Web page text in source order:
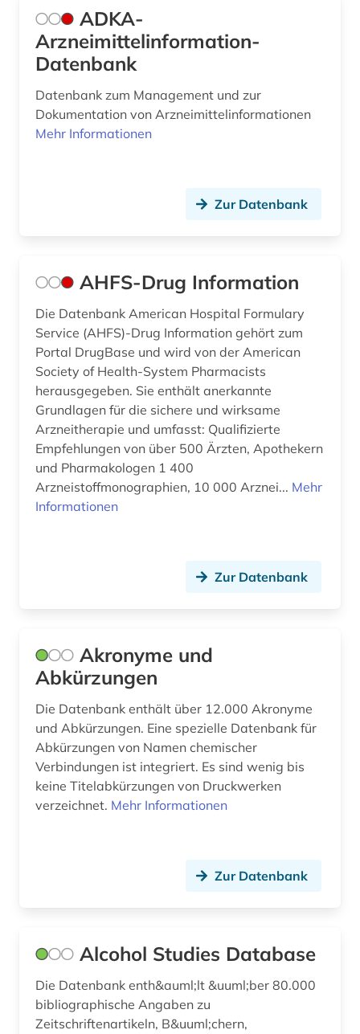
essay (1)
eth zürich (1)
europa (3)
evolutionsökologie mariner fische (1)
experiment (2)
experimentelle verfahren (2)
explosionen (1)
explosionsschutz (1)
fahrzeugtechnik (1)
farblack (1)
festkörperforschung (1)
fett (1)
feuerwehr (1)
feuerwehrwesen (1)
forschung (3)
forschungdaten (1)
forschungsbericht (1)
ADKA-
Arzneimittelinformation-
Datenbank
Datenbank zum Management und zur
Dokumentation von Arzneimittelinformationen
Mehr Informationen
Zur Datenbank
AHFS-Drug Information
Die Datenbank American Hospital Formulary
Service (AHFS)-Drug Information gehört zum
Portal DrugBase und wird von der American
Society of Health-System Pharmacists
herausgegeben. Sie enthält anerkannte
Grundlagen für die sichere und wirksame
Arzneitherapie und umfasst: Qualifizierte
Empfehlungen von über 500 Ärzten, Apothekern
und Pharmakologen 1 400
Arzneistoffmonographien, 10 000 Arznei... Mehr
Informationen
Zur Datenbank
Akronyme und
Abkürzungen
Die Datenbank enthält über 12.000 Akronyme
und Abkürzungen. Eine spezielle Datenbank für
Abkürzungen von Namen chemischer
Verbindungen ist integriert. Es sind wenig bis
keine Titelabkürzungen von Druckwerken
verzeichnet. Mehr Informationen
Zur Datenbank
Alcohol Studies Database
Die Datenbank enth&auml;lt &uuml;ber 80.000
bibliographische Angaben zu
Zeitschriftenartikeln, B&uuml;chern,